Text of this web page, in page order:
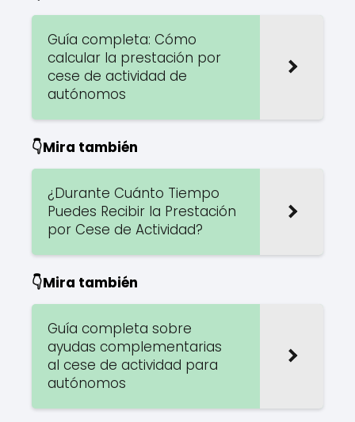
Guía completa: Cómo
calcular la prestación por
cese de actividad de
autónomos
👇Mira también
¿Durante Cuánto Tiempo
Puedes Recibir la Prestación
por Cese de Actividad?
👇Mira también
Guía completa sobre
ayudas complementarias
al cese de actividad para
autónomos